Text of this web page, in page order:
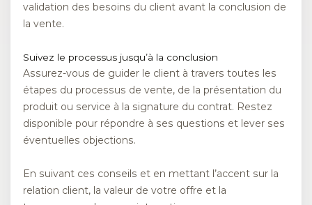
validation des besoins du client avant la conclusion de
la vente.
Suivez le processus jusqu’à la conclusion
Assurez-vous de guider le client à travers toutes les
étapes du processus de vente, de la présentation du
produit ou service à la signature du contrat. Restez
disponible pour répondre à ses questions et lever ses
éventuelles objections.
En suivant ces conseils et en mettant l’accent sur la
relation client, la valeur de votre offre et la